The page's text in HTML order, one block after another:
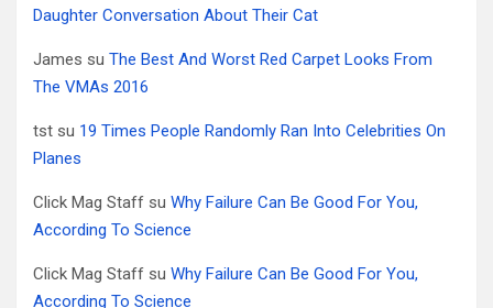
Daughter Conversation About Their Cat
James su The Best And Worst Red Carpet Looks From
The VMAs 2016
tst su 19 Times People Randomly Ran Into Celebrities On
Planes
Click Mag Staff su Why Failure Can Be Good For You,
According To Science
Click Mag Staff su Why Failure Can Be Good For You,
According To Science